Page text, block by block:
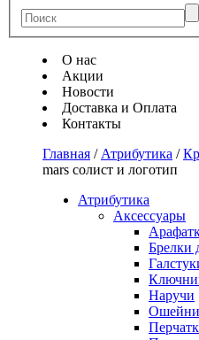
О нас
Акции
Новости
Доставка и Оплата
Контакты
Главная / Атрибутика /
mars солист и логотип
Атрибутика
Аксессуары
Брелки
Наручи